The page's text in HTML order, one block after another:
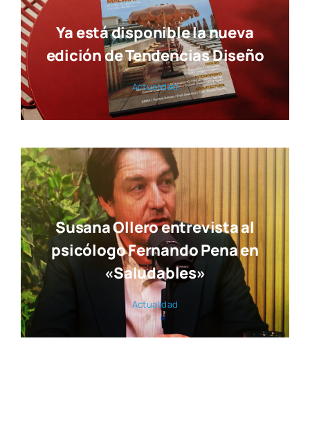
Ya está disponible la nueva
edición de Tendencias Diseño
Actua­li­dad
Susana Ollero entrevista al
psicólogo Fernando Pena en
«Saludables»
Actua­li­dad